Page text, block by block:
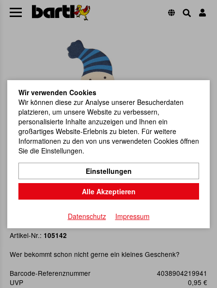
Buchstabe Clown L
Artikel-Nr.: 105142
Wer bekommt schon nicht gerne ein kleines Geschenk?
Barcode-Referenznummer
4038904219941
UVP
0,95 €
Wir verwenden Cookies
Wir können diese zur Analyse unserer Besucherdaten
platzieren, um unsere Website zu verbessern,
personalisierte Inhalte anzuzeigen und Ihnen ein
großartiges Website-Erlebnis zu bieten. Für weitere
Informationen zu den von uns verwendeten Cookies öffnen
Sie die Einstellungen.
Einstellungen
Alle Akzeptieren
Datenschutz Impressum